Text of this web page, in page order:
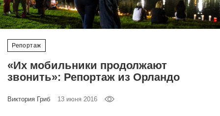
Репортаж
«Их мобильники продолжают
звонить»: Репортаж из Орландо
Виктория Гриб 13 июня 2016